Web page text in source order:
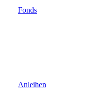
Fonds
Anleihen